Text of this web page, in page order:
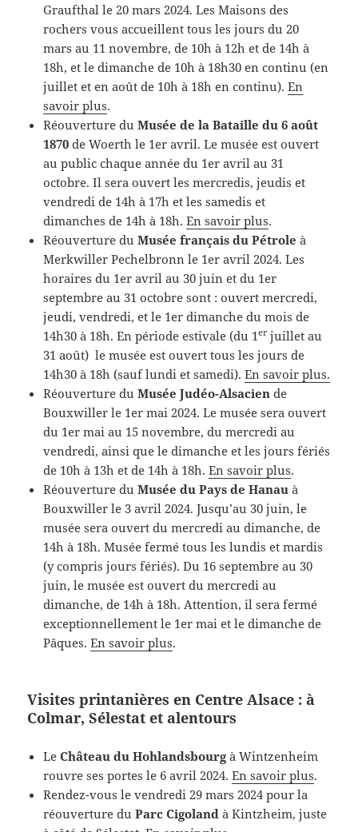
Graufthal le 20 mars 2024. Les Maisons des
rochers vous accueillent tous les jours du 20
mars au 11 novembre, de 10h à 12h et de 14h à
18h, et le dimanche de 10h à 18h30 en continu (en
juillet et en août de 10h à 18h en continu).En
savoir plus.
Réouverture duMusée de la Bataille du 6 août
1870 de Woerth le 1er avril. Le musée est ouvert
au public chaque année du 1er avril au 31
octobre. Il sera ouvert les mercredis, jeudis et
vendredi de 14h à 17h et les samedis et
dimanches de 14h à 18h.En savoir plus.
Réouverture duMusée français du Pétrole à
Merkwiller Pechelbronn le 1er avril 2024. Les
horaires du 1er avril au 30 juin et du 1er
septembre au 31 octobre sont : ouvert mercredi,
jeudi, vendredi, et le 1er dimanche du mois de
14h30 à 18h. En période estivale (du 1er juillet au
31 août) le musée est ouvert tous les jours de
14h30 à 18h (sauf lundi et samedi).En savoir plus.
Réouverture duMusée Judéo-Alsacien de
Bouxwiller le 1er mai 2024. Le musée sera ouvert
du 1er mai au 15 novembre, du mercredi au
vendredi, ainsi que le dimanche et les jours fériés
de 10h à 13h et de 14h à 18h.En savoir plus.
Réouverture duMusée du Pays de Hanau à
Bouxwiller le 3 avril 2024. Jusqu’au 30 juin, le
musée sera ouvert du mercredi au dimanche, de
14h à 18h. Musée fermé tous les lundis et mardis
(y compris jours fériés). Du 16 septembre au 30
juin, le musée est ouvert du mercredi au
dimanche, de 14h à 18h. Attention, il sera fermé
exceptionnellement le 1er mai et le dimanche de
Pâques.En savoir plus.
Visites printanières en Centre Alsace : à
Colmar, Sélestat et alentours
LeChâteau du Hohlandsbourgà Wintzenheim
rouvre ses portes le 6 avril 2024.En savoir plus.
Rendez-vous le vendredi 29 mars 2024 pour la
réouverture duParc Cigoland à Kintzheim, juste